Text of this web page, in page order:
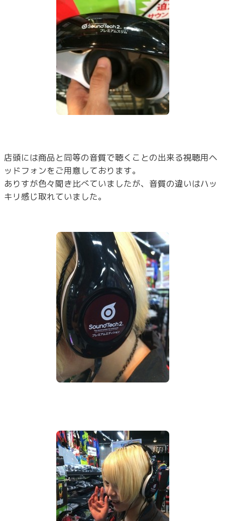
店頭には商品と同等の音質で聴くことの出来る視聴用ヘ
ッドフォンをご用意しております。
ありすが色々聞き比べていましたが、音質の違いはハッ
キリ感じ取れていました。